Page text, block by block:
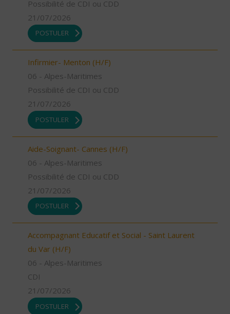
Possibilité de CDI ou CDD
21/07/2026
POSTULER
Infirmier- Menton (H/F)
06 - Alpes-Maritimes
Possibilité de CDI ou CDD
21/07/2026
POSTULER
Aide-Soignant- Cannes (H/F)
06 - Alpes-Maritimes
Possibilité de CDI ou CDD
21/07/2026
POSTULER
Accompagnant Educatif et Social - Saint Laurent
du Var (H/F)
06 - Alpes-Maritimes
CDI
21/07/2026
POSTULER